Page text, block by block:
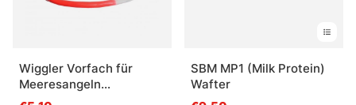
Wiggler Vorfach für
Meeresangeln
Gummimakk 2-pack
SBM MP1 (Milk Protein)
Wafter